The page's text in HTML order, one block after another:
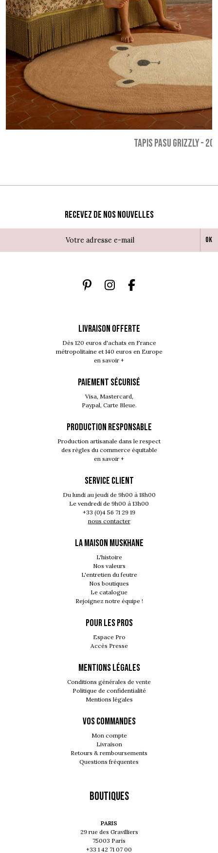
TAPIS PASU GRIZZLY-
Recevez de nos nouvelles
Ok
LIVRAISON OFFERTE
Dès 120 euros d'achats en France
métropolitaine et 140 euros en Europe
en savoir +
PAIEMENT SÉCURISÉ
Visa, Mastercard,
Paypal, Carte Bleue.
PRODUCTION RESPONSABLE
Production artisanale dans le respect
des règles du commerce équitable
en savoir +
SERVICE CLIENT
Du lundi au jeudi de 9h00 à 18h00
Le vendredi de 9h00 à 13h00
+33 (0)4 56 71 29 19
nous contacter
LA MAISON MUSKHANE
L'histoire
Nos valeurs
L'entretien du feutre
Nos boutiques
Le catalogue
Rejoignez notre équipe !
POUR LES PROS
Espace Pro
Accès Presse
MENTIONS LÉGALES
Conditions générales de vente
Politique de confidentialité
Mentions légales
VOS COMMANDES
Mon compte
Livraison
Retours & remboursements
Questions fréquentes
Boutiques
PARIS
29 rue des Gravilliers
75003 Paris
+33 1 42 71 07 00